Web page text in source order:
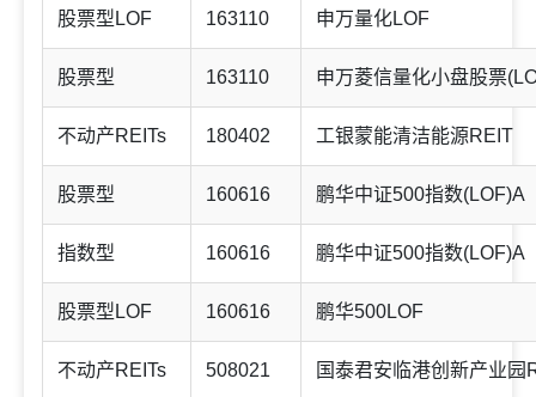
股票型LOF 163110 申万量化LOF
股票型 163110 申万菱信量化小盘股票
不动产REITs 180402 工银蒙能清洁能源REIT
股票型 160616 鹏华中证500指数(LOF)A
指数型 160616 鹏华中证500指数(LOF)A
股票型LOF 160616 鹏华500LOF
不动产REITs 508021 国泰君安临港创新产业园